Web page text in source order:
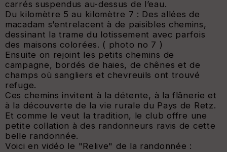
carrés suspendus au-dessus de l’eau.
Du kilomètre 5 au kilomètre 7 : Des allées de
macadam s’entrelacent à de paisibles chemins,
dessinant la trame du lotissement avec parfois
des maisons colorées. ( photo no 7 )
Ensuite on rejoint les petits chemins de
campagne, bordés de haies, de chênes et de
champs où sangliers et chevreuils ont trouvé
refuge.
Ces chemins invitent à la détente, à la flânerie et
à la découverte de la vie rurale du Pays de Retz.
Et comme le veut la tradition, le club offre une
petite collation à des randonneurs ravis de cette
belle randonnée.
Voici en vidéo le "Relive" de la randonnée :